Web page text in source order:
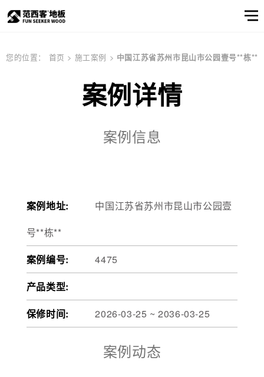
实木地板 实木地热地板
服务
关于
公司简介 品牌文化
产品选样
范西客风采
邮件联系我们
您的位置： 首页 > 施工案例 > 中国江苏省苏州市昆山市公园壹号**栋**
案例详情
案例信息
案例地址:
中国江苏省苏州市昆山市公园壹
号**栋**
案例编号:
4475
产品类型:
保修时间:
2026-03-25 ~ 2036-03-25
案例动态